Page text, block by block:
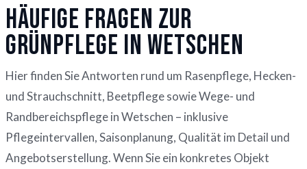
Häufige Fragen zur
Grünpflege in Wetschen
Hier finden Sie Antworten rund um Rasenpflege, Hecken-
und Strauchschnitt, Beetpflege sowie Wege- und
Randbereichspflege in Wetschen – inklusive
Pflegeintervallen, Saisonplanung, Qualität im Detail und
Angebotserstellung. Wenn Sie ein konkretes Objekt